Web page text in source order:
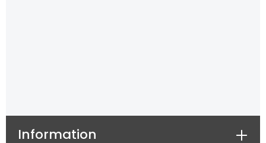
Information